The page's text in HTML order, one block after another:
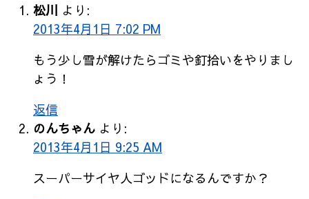
松川 より:
2013年4月1日 7:02 PM
もう少し雪が解けたらゴミや釘拾いをやりまし
ょう！
返信
のんちゃん より:
2013年4月1日 9:25 AM
スーパーサイヤ人ゴッドになるんですか？